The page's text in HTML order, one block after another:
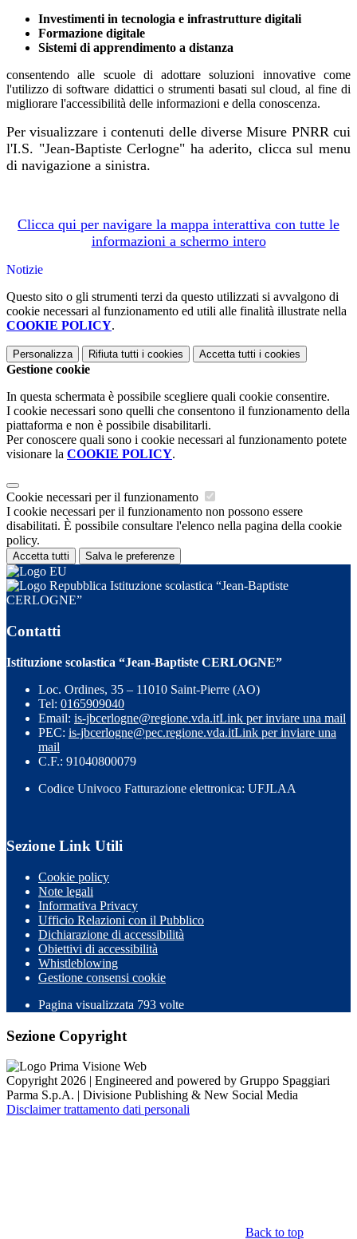
Investimenti in tecnologia e infrastrutture digitali
Formazione digitale
Sistemi di apprendimento a distanza
consentendo alle scuole di adottare soluzioni innovative come
l'utilizzo di software didattici o strumenti basati sul cloud, al fine di
migliorare l'accessibilità delle informazioni e della conoscenza.
Per visualizzare i contenuti delle diverse Misure PNRR cui
l'I.S. "Jean-Baptiste Cerlogne" ha aderito, clicca sul menu
di navigazione a sinistra.
Clicca qui per navigare la mappa interattiva con tutte le
informazioni a schermo intero
Notizie
Questo sito o gli strumenti terzi da questo utilizzati si avvalgono di
cookie necessari al funzionamento ed utili alle finalità illustrate nella
COOKIE POLICY.
Personalizza Rifiuta tutti i cookies Accetta tutti i cookies
Gestione cookie
In questa schermata è possibile scegliere quali cookie consentire.
I cookie necessari sono quelli che consentono il funzionamento della
piattaforma e non è possibile disabilitarli.
Per conoscere quali sono i cookie necessari al funzionamento potete
visionare la COOKIE POLICY.
Cookie necessari per il funzionamento
I cookie necessari per il funzionamento non possono essere
disabilitati. È possibile consultare l'elenco nella pagina della cookie
policy.
Accetta tutti Salva le preferenze
Istituzione scolastica “Jean-Baptiste
CERLOGNE”
Contatti
Istituzione scolastica “Jean-Baptiste CERLOGNE”
Loc. Ordines, 35 – 11010 Saint-Pierre (AO)
Tel: 0165909040
Email: is-jbcerlogne@regione.vda.itLink per inviare una mail
PEC: is-jbcerlogne@pec.regione.vda.itLink per inviare una
mail
C.F.: 91040800079
Codice Univoco Fatturazione elettronica: UFJLAA
Sezione Link Utili
Cookie policy
Note legali
Informativa Privacy
Ufficio Relazioni con il Pubblico
Dichiarazione di accessibilità
Obiettivi di accessibilità
Whistleblowing
Gestione consensi cookie
Pagina visualizzata 793 volte
Sezione Copyright
Copyright 2026 | Engineered and powered by Gruppo Spaggiari
Parma S.p.A. | Divisione Publishing & New Social Media
Disclaimer trattamento dati personali
Back to top